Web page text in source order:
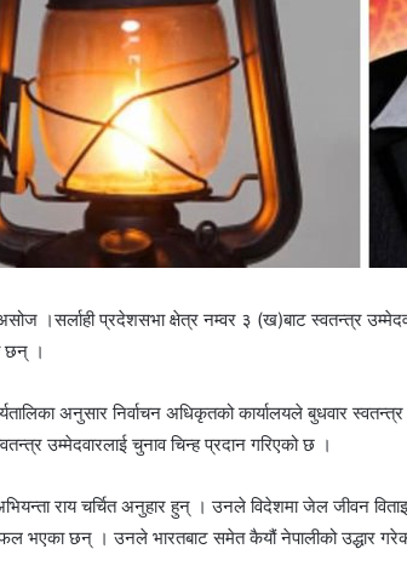
।सर्लाही प्रदेशसभा क्षेत्र नम्वर ३ (ख)बाट स्वतन्त्र
छन् ।
अनुसार निर्वाचन अधिकृतको कार्यालयले बुधवार
उम्मेदवारलाई चुनाव चिन्ह प्रदान गरिएको छ ।
राय चर्चित अनुहार हुन् । उनले विदेशमा जेल जीवन
भएका छन् । उनले भारतबाट समेत कैयौं नेपालीको उद्धार